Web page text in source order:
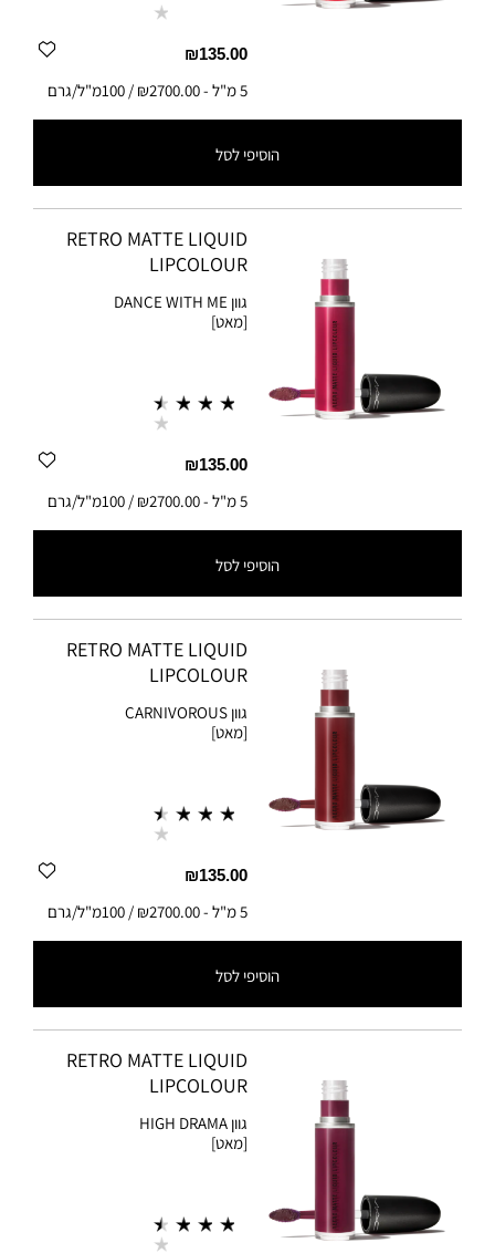
₪135.00
5 מ"ל -₪2700.00 / 100מ"ל/גרם
הוסיפי לסל
RETRO MATTE LIQUID
LIPCOLOUR
גוון DANCE WITH ME
[מאט]
₪135.00
5 מ"ל -₪2700.00 / 100מ"ל/גרם
הוסיפי לסל
RETRO MATTE LIQUID
LIPCOLOUR
גוון CARNIVOROUS
[מאט]
₪135.00
5 מ"ל -₪2700.00 / 100מ"ל/גרם
הוסיפי לסל
RETRO MATTE LIQUID
LIPCOLOUR
גוון HIGH DRAMA
[מאט]